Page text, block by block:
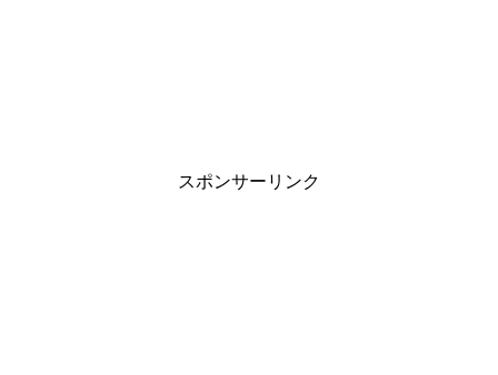
スポンサーリンク